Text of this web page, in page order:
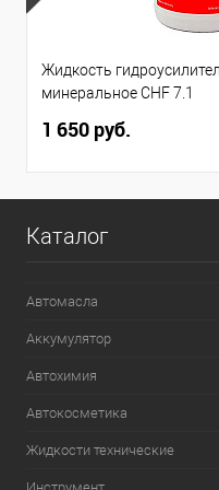
Жидкость
минеральное CHF 7.1
1 650 руб.
Каталог
Автомасла
Аккумулятор
Автохимия
Автокосметика
Жидкости технические